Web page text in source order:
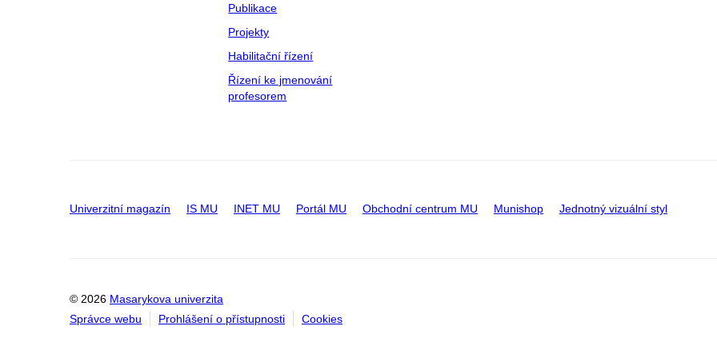
Publikace
Projekty
Habilitační řízení
Řízení ke jmenování
profesorem
Univerzitní magazín IS MU INET MU Portál MU Obchodní centrum MU Munishop Jednotný vizuální styl
© 2026 Masarykova univerzita
Správce webu
Prohlášení o přístupnosti Cookies